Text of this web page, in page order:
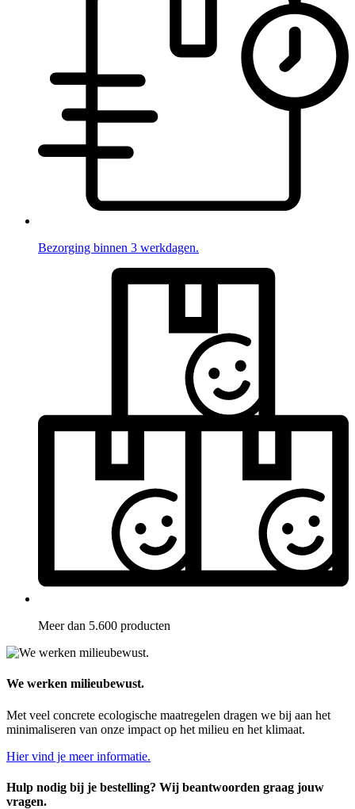
Bezorging binnen 3 werkdagen.
Meer dan 5.600 producten
We werken milieubewust.
Met veel concrete ecologische maatregelen dragen we bij aan het
minimaliseren van onze impact op het milieu en het klimaat.
Hier vind je meer informatie.
Hulp nodig bij je bestelling? Wij beantwoorden graag jouw
vragen.